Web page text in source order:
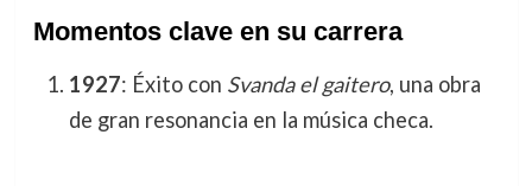
Momentos clave en su carrera
1927: Éxito con Svanda el gaitero, una obra
de gran resonancia en la música checa.